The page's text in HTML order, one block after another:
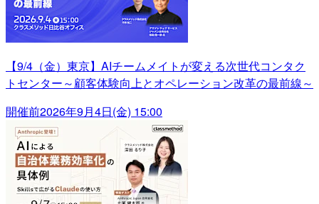
【9/4（金）東京】AIチームメイトが変える次世代コンタク
トセンター～顧客体験向上とオペレーション改革の最前線～
開催前2026年9月4日(金) 15:00